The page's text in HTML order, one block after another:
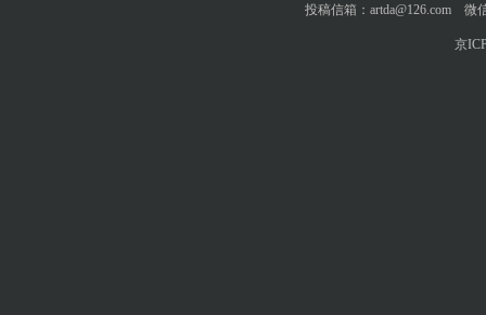
投稿信箱：artda@126.com 微
京